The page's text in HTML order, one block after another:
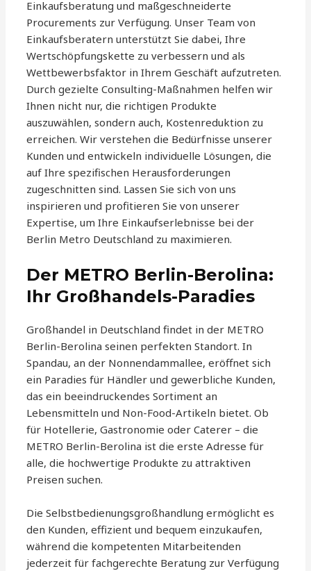
Einkaufsberatung und maßgeschneiderte
Procurements zur Verfügung. Unser Team von
Einkaufsberatern unterstützt Sie dabei, Ihre
Wertschöpfungskette zu verbessern und als
Wettbewerbsfaktor in Ihrem Geschäft aufzutreten.
Durch gezielte Consulting-Maßnahmen helfen wir
Ihnen nicht nur, die richtigen Produkte
auszuwählen, sondern auch, Kostenreduktion zu
erreichen. Wir verstehen die Bedürfnisse unserer
Kunden und entwickeln individuelle Lösungen, die
auf Ihre spezifischen Herausforderungen
zugeschnitten sind. Lassen Sie sich von uns
inspirieren und profitieren Sie von unserer
Expertise, um Ihre Einkaufserlebnisse bei der
Berlin Metro Deutschland zu maximieren.
Der METRO Berlin-Berolina:
Ihr Großhandels-Paradies
Großhandel in Deutschland findet in der METRO
Berlin-Berolina seinen perfekten Standort. In
Spandau, an der Nonnendammallee, eröffnet sich
ein Paradies für Händler und gewerbliche Kunden,
das ein beeindruckendes Sortiment an
Lebensmitteln und Non-Food-Artikeln bietet. Ob
für Hotellerie, Gastronomie oder Caterer – die
METRO Berlin-Berolina ist die erste Adresse für
alle, die hochwertige Produkte zu attraktiven
Preisen suchen.
Die Selbstbedienungsgroßhandlung ermöglicht es
den Kunden, effizient und bequem einzukaufen,
während die kompetenten Mitarbeitenden
jederzeit für fachgerechte Beratung zur Verfügung